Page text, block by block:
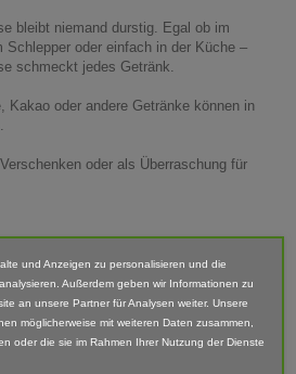
bleibt niemand durstig. Egal ob im
Schlepper oder einfach in der Küche –
schmeckt jedes Getränk.
Kakao oder andere Getränke können in
oder als Überraschung für
97 mm
und Anzeigen zu personalisieren und die
Außerdem geben wir Informationen zu
an unsere Partner für Analysen weiter. Unsere
möglicherweise mit weiteren Daten zusammen,
oder die sie im Rahmen Ihrer Nutzung der Dienste